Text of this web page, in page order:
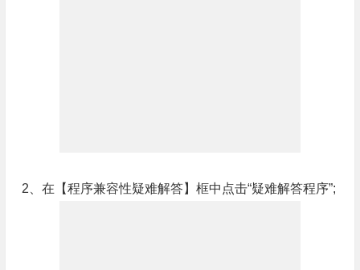
2、在【程序兼容性疑难解答】框中点击“疑难解答程序”;